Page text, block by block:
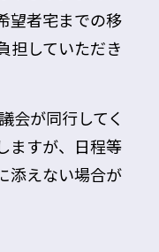
望者宅までの移
担していただき
会が同行してく
ますが、日程等
添えない場合が